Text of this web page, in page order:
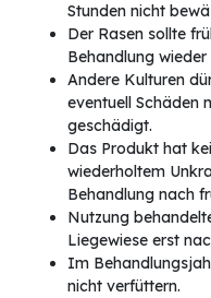
Stunden nicht
Der Rasen sollte
Behandlung
Andere Kulturen
eventuell Schäden
geschädigt.
Das Produkt hat
wiederholtem
Behandlung nach
Nutzung
Liegewiese erst
Im
nicht verfüttern.